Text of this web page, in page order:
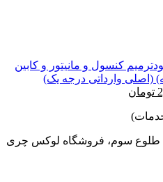
کنسول و مانیتور و کابین
4,000,000 تومان
تومان
طلوع سوم، فروشگاه لوکس چری